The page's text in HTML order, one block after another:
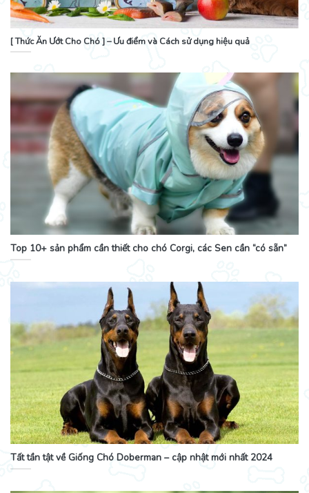
[ Thức Ăn Ướt Cho Chó ] – Ưu điểm và Cách sử dụng hiệu quả
Top 10+ sản phẩm cần thiết cho chó Corgi, các Sen cần “có sẵn”
Tất tần tật về Giống Chó Doberman – cập nhật mới nhất 2024